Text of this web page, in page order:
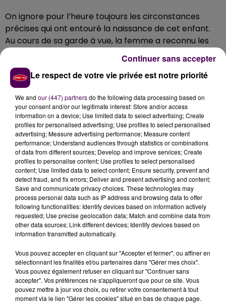
On ignore pour l’heure toujours les circonstances
précises qui ont entouré la naissance de cet enfant.
Au cours de sa garde à vue, la femme a reconnu les
faits qui lui sont reprochés.
Agée de 29 ans, elle
demeure à Beaumont-sur-Sarthe où elle exerce
même une activité professionnelle.
L’ENFANT CONFIÉ AUX SERVICES
SOCIAUX
Après avoir été hospitalisé, le nourrisson est
désormais hors de danger.Il a été confié par la
justice aux services de l’Aide Sociale à l’Enfance du
département de la Sarthe. Les enquêteurs
poursuivent aussi les investigations en se concentrant
sur l’entourage de la mère et du père du nouveau-né.
Le respect de votre vie privée est notre priorité
We and our (447) partnersdo the following data processing based on
your consent and/or our legitimate interest: Store and/or access
information on a device; Use limited data to select advertising; Create
profiles for personalised advertising; Use profiles to select personalised
advertising; Measure advertising performance; Measure content
performance; Understand audiences through statistics or combinations
of data from different sources; Develop and improve services; Create
profiles to personalise content; Use profiles to select personalised
content; Use limited data to select content; Ensure security, prevent and
detect fraud, and fix errors; Deliver and present advertising and content;
Save and communicate privacy choices. These technologies may
process personal data such as IP address and browsing data to offer
following functionalities: Identify devices based on information actively
requested; Use precise geolocation data; Match and combine data from
other data sources; Link different devices; Identify devices based on
information transmitted automatically.
Vous pouvez accepter en cliquant sur "Accepter et fermer", ou affiner en
sélectionnant les finalités et/ou partenaires dans "Gérer mes choix".
Vous pouvez également refuser en cliquant sur "Continuer sans
accepter". Vos préférences ne s'appliqueront que pour ce site. Vous
pouvez mettre à jour vos choix, ou retirer votre consentement à tout
moment via le lien "Gérer les cookies" situé en bas de chaque page.
Continuer sans accepter